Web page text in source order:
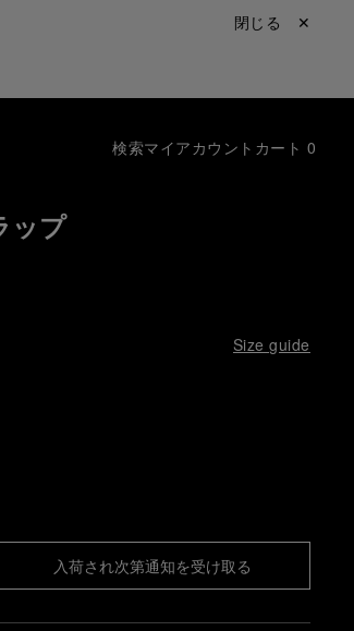
閉じる ✕
検索マイアカウント カート 0
ップ
Size guide
入荷され次第通知を受け取る